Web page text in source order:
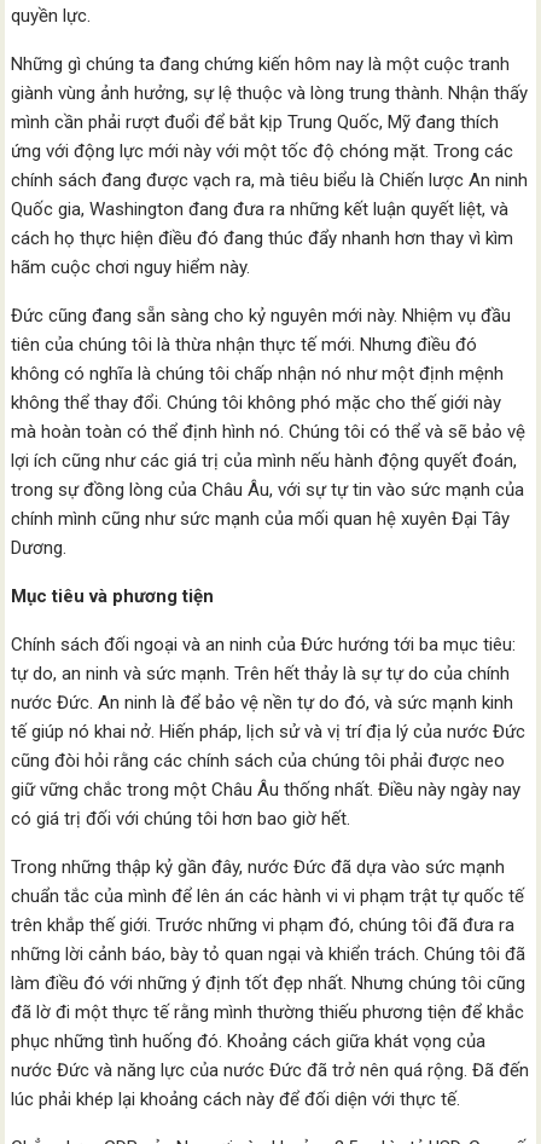
quyền lực.
Những gì chúng ta đang chứng kiến hôm nay là một cuộc tranh
giành vùng ảnh hưởng, sự lệ thuộc và lòng trung thành. Nhận thấy
mình cần phải rượt đuổi để bắt kịp Trung Quốc, Mỹ đang thích
ứng với động lực mới này với một tốc độ chóng mặt. Trong các
chính sách đang được vạch ra, mà tiêu biểu là Chiến lược An ninh
Quốc gia, Washington đang đưa ra những kết luận quyết liệt, và
cách họ thực hiện điều đó đang thúc đẩy nhanh hơn thay vì kìm
hãm cuộc chơi nguy hiểm này.
Đức cũng đang sẵn sàng cho kỷ nguyên mới này. Nhiệm vụ đầu
tiên của chúng tôi là thừa nhận thực tế mới. Nhưng điều đó
không có nghĩa là chúng tôi chấp nhận nó như một định mệnh
không thể thay đổi. Chúng tôi không phó mặc cho thế giới này
mà hoàn toàn có thể định hình nó. Chúng tôi có thể và sẽ bảo vệ
lợi ích cũng như các giá trị của mình nếu hành động quyết đoán,
trong sự đồng lòng của Châu Âu, với sự tự tin vào sức mạnh của
chính mình cũng như sức mạnh của mối quan hệ xuyên Đại Tây
Dương.
Mục tiêu và phương tiện
Chính sách đối ngoại và an ninh của Đức hướng tới ba mục tiêu:
tự do, an ninh và sức mạnh. Trên hết thảy là sự tự do của chính
nước Đức. An ninh là để bảo vệ nền tự do đó, và sức mạnh kinh
tế giúp nó khai nở. Hiến pháp, lịch sử và vị trí địa lý của nước Đức
cũng đòi hỏi rằng các chính sách của chúng tôi phải được neo
giữ vững chắc trong một Châu Âu thống nhất. Điều này ngày nay
có giá trị đối với chúng tôi hơn bao giờ hết.
Trong những thập kỷ gần đây, nước Đức đã dựa vào sức mạnh
chuẩn tắc của mình để lên án các hành vi vi phạm trật tự quốc tế
trên khắp thế giới. Trước những vi phạm đó, chúng tôi đã đưa ra
những lời cảnh báo, bày tỏ quan ngại và khiển trách. Chúng tôi đã
làm điều đó với những ý định tốt đẹp nhất. Nhưng chúng tôi cũng
đã lờ đi một thực tế rằng mình thường thiếu phương tiện để khắc
phục những tình huống đó. Khoảng cách giữa khát vọng của
nước Đức và năng lực của nước Đức đã trở nên quá rộng. Đã đến
lúc phải khép lại khoảng cách này để đối diện với thực tế.